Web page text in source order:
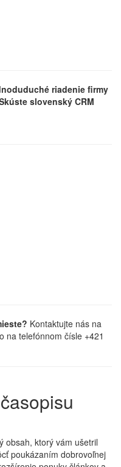
riadenie firmy
slovenský CRM
Kontaktujte nás na
na telefónnom čísle +421
obsah, ktorý vám ušetril
poukázaním dobrovoľnej